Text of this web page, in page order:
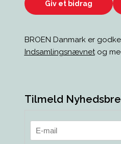
Giv et bidrag
BROEN Danmark er
Indsamlingsnævnetog
Tilmeld